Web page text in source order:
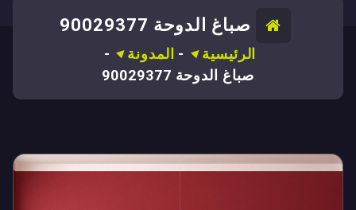
صباغ الدوحة 90029377
الرئيسية -المدونة -
صباغ الدوحة 90029377